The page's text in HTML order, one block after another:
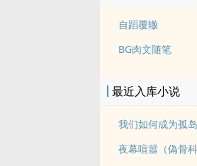
自蹈覆辙
BG肉文随笔
最近入库小说
夜幕喧嚣（偽骨科